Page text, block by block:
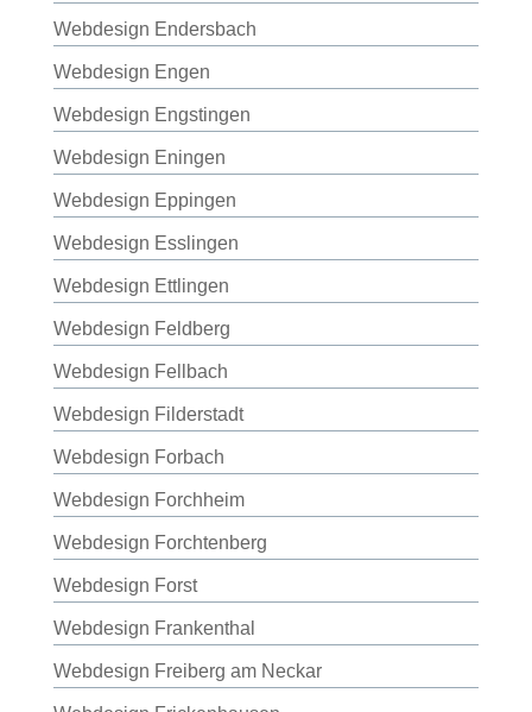
Webdesign Endersbach
Webdesign Engen
Webdesign Engstingen
Webdesign Eningen
Webdesign Eppingen
Webdesign Esslingen
Webdesign Ettlingen
Webdesign Feldberg
Webdesign Fellbach
Webdesign Filderstadt
Webdesign Forbach
Webdesign Forchheim
Webdesign Forchtenberg
Webdesign Forst
Webdesign Frankenthal
Webdesign Freiberg am Neckar